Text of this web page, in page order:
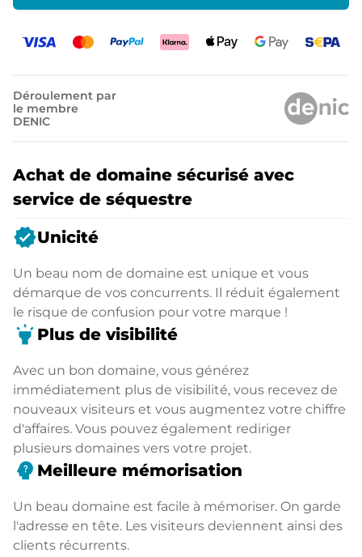
Déroulement par
le membre
DENIC
Achat de domaine sécurisé avec
service de séquestre
verifiedUnicité
Un beau nom de domaine est unique et vous
démarque de vos concurrents. Il réduit également
le risque de confusion pour votre marque !
highlight Plus de visibilité
Avec un bon domaine, vous générez
immédiatement plus de visibilité, vous recevez de
nouveaux visiteurs et vous augmentez votre chiffre
d'affaires. Vous pouvez également rediriger
plusieurs domaines vers votre projet.
psychology_alt Meilleure mémorisation
Un beau domaine est facile à mémoriser. On garde
l'adresse en tête. Les visiteurs deviennent ainsi des
clients récurrents.